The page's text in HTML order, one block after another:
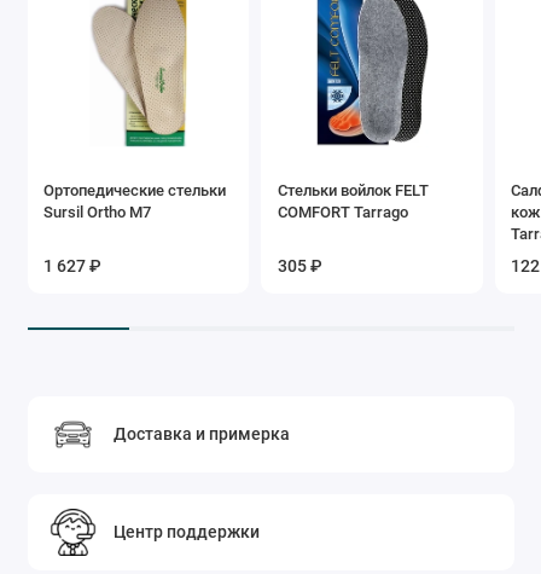
Ортопедические стельки
Sursil Ortho М7
1 627 ₽
Стельки войлок FELT
COMFORT Tarrago
305 ₽
Доставка и примерка
Центр поддержки